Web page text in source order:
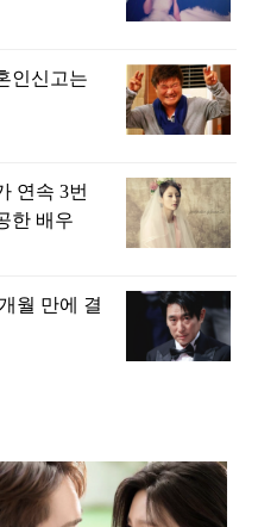
인신고는
연속 3번
한 배우
월 만에 결